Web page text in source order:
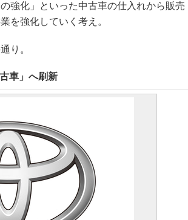
強化」といった中古車の仕入れから販売
を強化していく考え。
り。
車」へ刷新